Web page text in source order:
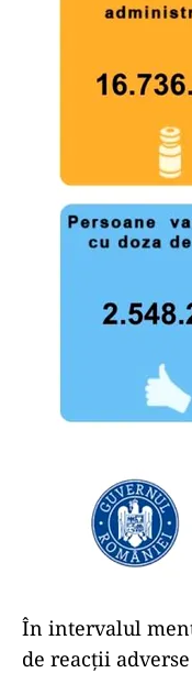
În intervalul
de reacţii